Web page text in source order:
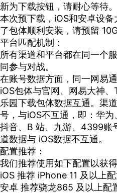
新为下载按钮，请耐心等待。
本次预下载，iOS和安卓设
了包体顺利安装，请预留 10G
平台匹配机制：
所有渠道和平台都在同一个
同参与对战。
在账号数据方面，同一网易
iOS包体与官网、网易大神
乐园下载包体数据互通。渠
号，与iOS不互通，即：华为
抖音、B 站、九游、4399账
道数据与 iOS数据不互通。
配置推荐：
我们推荐使用如下配置以获
iOS 推荐 iPhone 11 及以上
安卓 推荐骁龙865 及以上配